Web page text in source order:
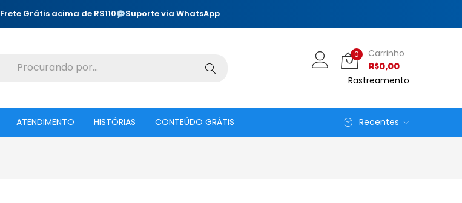
Frete Grátis acima de R$110 Suporte via WhatsApp
0 Carrinho
R$0,00
Rastreamento
ATENDIMENTO HISTÓRIAS CONTEÚDO GRÁTIS Recentes